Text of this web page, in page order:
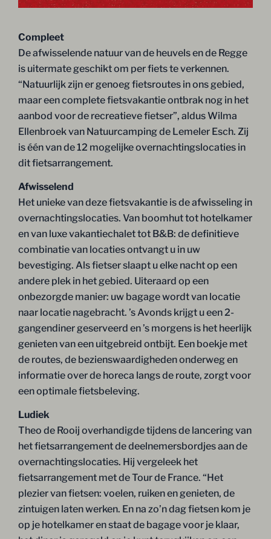
Compleet
De afwisselende natuur van de heuvels en de Regge
is uitermate geschikt om per fiets te verkennen.
“Natuurlijk zijn er genoeg fietsroutes in ons gebied,
maar een complete fietsvakantie ontbrak nog in het
aanbod voor de recreatieve fietser”, aldus Wilma
Ellenbroek van Natuurcamping de Lemeler Esch. Zij
is één van de 12 mogelijke overnachtingslocaties in
dit fietsarrangement.
Afwisselend
Het unieke van deze fietsvakantie is de afwisseling in
overnachtingslocaties. Van boomhut tot hotelkamer
en van luxe vakantiechalet tot B&B: de definitieve
combinatie van locaties ontvangt u in uw
bevestiging. Als fietser slaapt u elke nacht op een
andere plek in het gebied. Uiteraard op een
onbezorgde manier: uw bagage wordt van locatie
naar locatie nagebracht. ’s Avonds krijgt u een 2-
gangendiner geserveerd en ’s morgens is het heerlijk
genieten van een uitgebreid ontbijt. Een boekje met
de routes, de bezienswaardigheden onderweg en
informatie over de horeca langs de route, zorgt voor
een optimale fietsbeleving.
Ludiek
Theo de Rooij overhandigde tijdens de lancering van
het fietsarrangement de deelnemersbordjes aan de
overnachtingslocaties. Hij vergeleek het
fietsarrangement met de Tour de France. “Het
plezier van fietsen: voelen, ruiken en genieten, de
zintuigen laten werken. En na zo’n dag fietsen kom je
op je hotelkamer en staat de bagage voor je klaar,